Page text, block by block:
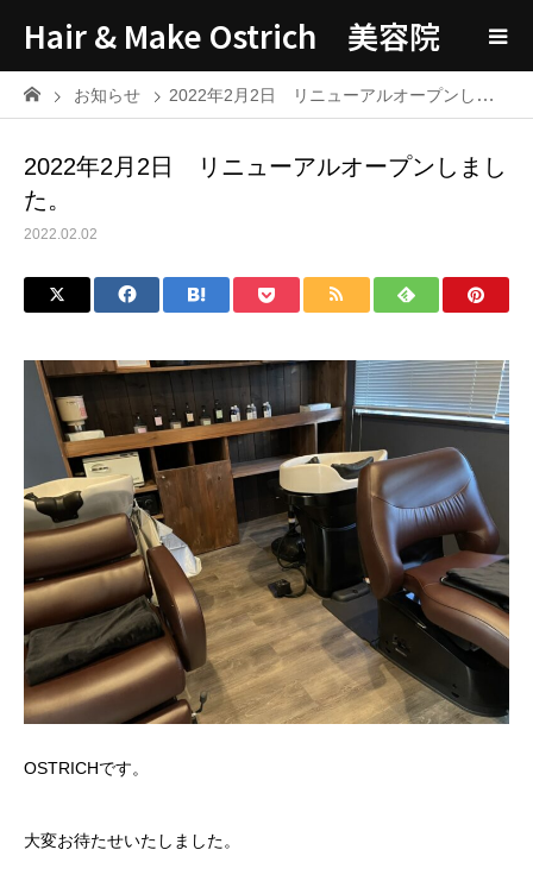
Hair & Make Ostrich 美容院
お知らせ 2022年2月2日 リニューアルオープンしました。
2022年2月2日 リニューアルオープンしまし
た。
2022.02.02
OSTRICHです。
大変お待たせいたしました。